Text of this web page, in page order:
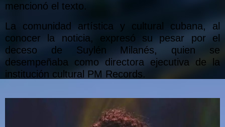
mencionó el texto.
La comunidad artística y cultural cubana, al
conocer la noticia, expresó su pesar por el
deceso de Suylén Milanés, quien se
desempeñaba como directora ejecutiva de la
institución cultural PM Records.